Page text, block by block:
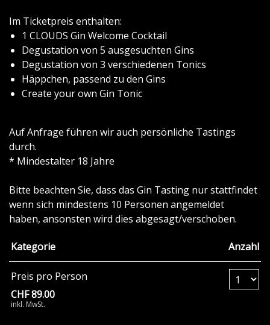
Im Ticketpreis enthalten:
1 CLOUDS Gin Welcome Cocktail
Degustation von 5 ausgesuchten Gins
Degustation von 3 verschiedenen Tonics
Häppchen, passend zu den Gins
Create your own Gin Tonic
Auf Anfrage führen wir auch persönliche Tastings
durch.
* Mindestalter 18 Jahre
Bitte beachten Sie, dass das Gin Tasting nur stattfindet
wenn sich mindestens 10 Personen angemeldet
haben, ansonsten wird dies abgesagt/verschoben.
Kategorie Anzahl
Preis pro Person
CHF 89.00
inkl. MwSt.
Anzahl Tickets